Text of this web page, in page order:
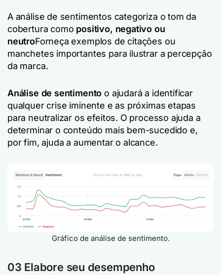
A análise de sentimentos categoriza o tom da
cobertura como positivo, negativo ou
neutroForneça exemplos de citações ou
manchetes importantes para ilustrar a percepção
da marca.
Análise de sentimento o ajudará a identificar
qualquer crise iminente e as próximas etapas
para neutralizar os efeitos. O processo ajuda a
determinar o conteúdo mais bem-sucedido e,
por fim, ajuda a aumentar o alcance.
Gráfico de análise de sentimento.
03 Elabore seu desempenho